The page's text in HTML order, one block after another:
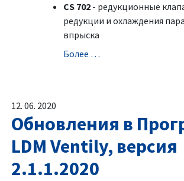
CS 702 - редукционные
редукции и охлаждения
впрыска
Болeе …
12. 06. 2020
Обновления в
LDM Ventily, версия
2.1.1.2020